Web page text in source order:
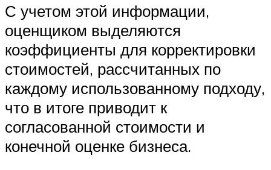
С учетом этой информации,
оценщиком выделяются
коэффициенты для корректировки
стоимостей, рассчитанных по
каждому использованному подходу,
что в итоге приводит к
согласованной стоимости и
конечной оценке бизнеса.